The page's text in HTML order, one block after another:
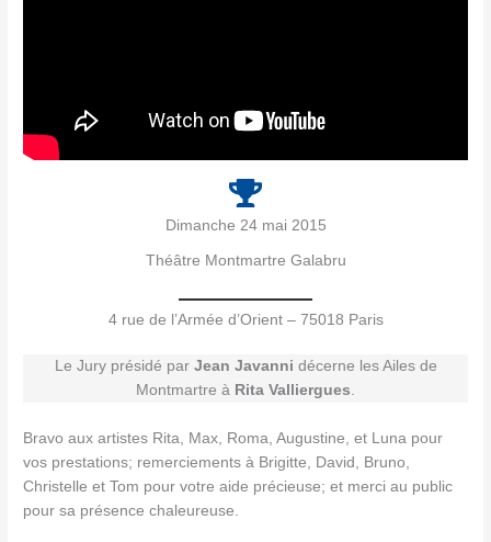
Dimanche 24 mai 2015
Théâtre Montmartre Galabru
4 rue de l’Armée d’Orient – 75018 Paris
Le Jury présidé par Jean Javanni décerne les Ailes de
Montmartre à Rita Valliergues.
Bravo aux artistes Rita, Max, Roma, Augustine, et Luna pour
vos prestations; remerciements à Brigitte, David, Bruno,
Christelle et Tom pour votre aide précieuse; et merci au public
pour sa présence chaleureuse.